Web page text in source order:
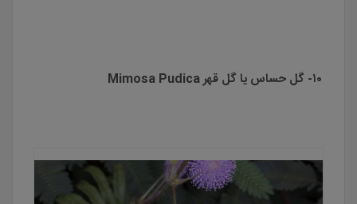
۱۰- گل حساس یا گل قهر Mimosa Pudica